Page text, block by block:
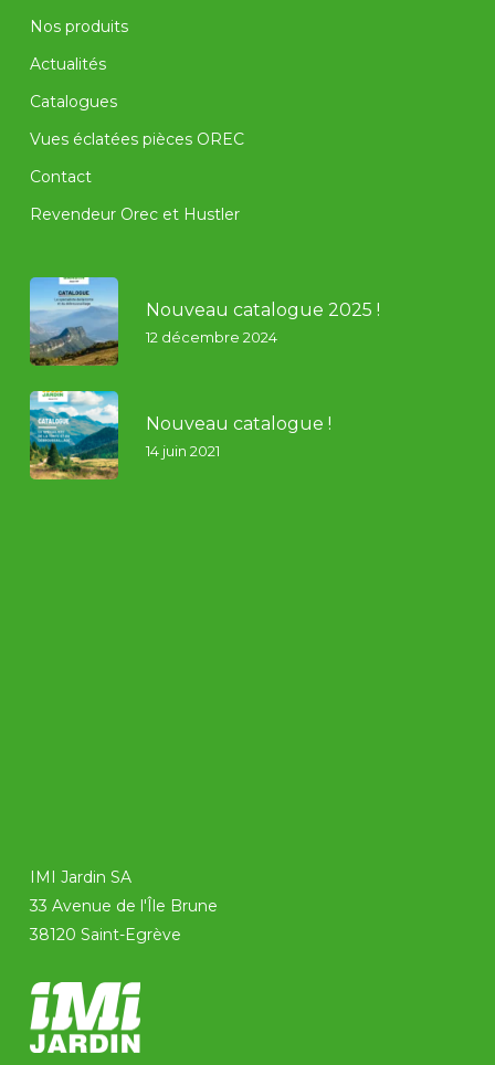
Nos produits
Actualités
Catalogues
Vues éclatées pièces OREC
Contact
Revendeur Orec et Hustler
Nouveau catalogue 2025 !
12 décembre 2024
Nouveau catalogue !
14 juin 2021
IMI Jardin SA
33 Avenue de l'Île Brune
38120 Saint-Egrève